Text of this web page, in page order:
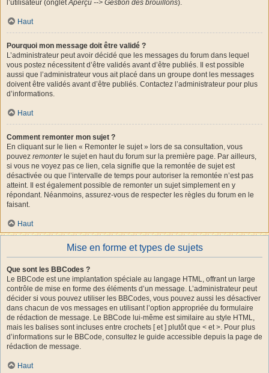
l’utilisateur (ongletAperçu --> Gestion des brouillons).
Haut
Pourquoi mon message doit être validé ?
L’administrateur peut avoir décidé que les messages du forum dans lequel
vous postez nécessitent d’être validés avant d’être publiés. Il est possible
aussi que l’administrateur vous ait placé dans un groupe dont les messages
doivent être validés avant d’être publiés. Contactez l’administrateur pour plus
d’informations.
Haut
Comment remonter mon sujet ?
En cliquant sur le lien « Remonter le sujet » lors de sa consultation, vous
pouvez remonterle sujet en haut du forum sur la première page. Par ailleurs,
si vous ne voyez pas ce lien, cela signifie que la remontée de sujet est
désactivée ou que l’intervalle de temps pour autoriser la remontée n’est pas
atteint. Il est également possible de remonter un sujet simplement en y
répondant. Néanmoins, assurez-vous de respecter les règles du forum en le
faisant.
Haut
Mise en forme et types de sujets
Que sont les BBCodes ?
Le BBCode est une implantation spéciale au langage HTML, offrant un large
contrôle de mise en forme des éléments d’un message. L’administrateur peut
décider si vous pouvez utiliser les BBCodes, vous pouvez aussi les désactiver
dans chacun de vos messages en utilisant l’option appropriée du formulaire
de rédaction de message. Le BBCode lui-même est similaire au style HTML,
mais les balises sont incluses entre crochets [ et ] plutôt que < et >. Pour plus
d’informations sur le BBCode, consultez le guide accessible depuis la page de
rédaction de message.
Haut